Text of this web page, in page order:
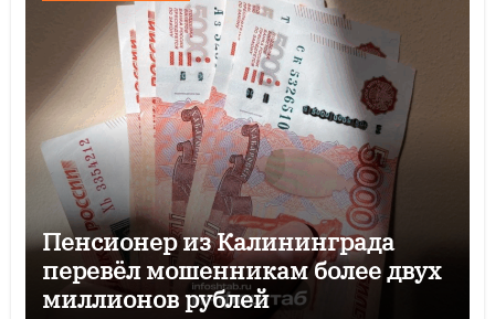
Пенсионер из Калининграда
перевёл мошенникам более двух
миллионов рублей